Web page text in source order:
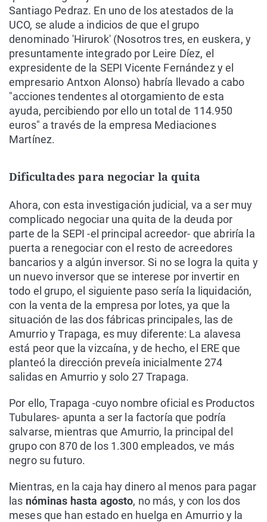
Santiago Pedraz. En uno de los atestados de la
UCO, se alude a indicios de que el grupo
denominado 'Hirurok' (Nosotros tres, en euskera, y
presuntamente integrado por Leire Díez, el
expresidente de la SEPI Vicente Fernández y el
empresario Antxon Alonso) habría llevado a cabo
"acciones tendentes al otorgamiento de esta
ayuda, percibiendo por ello un total de 114.950
euros" a través de la empresa Mediaciones
Martínez.
Dificultades para negociar la quita
Ahora, con esta investigación judicial, va a ser muy
complicado negociar una quita de la deuda por
parte de la SEPI -el principal acreedor- que abriría la
puerta a renegociar con el resto de acreedores
bancarios y a algún inversor. Si no se logra la quita y
un nuevo inversor que se interese por invertir en
todo el grupo, el siguiente paso sería la liquidación,
con la venta de la empresa por lotes, ya que la
situación de las dos fábricas principales, las de
Amurrio y Trapaga, es muy diferente: La alavesa
está peor que la vizcaína, y de hecho, el ERE que
planteó la dirección preveía inicialmente 274
salidas en Amurrio y solo 27 Trapaga.
Por ello, Trapaga -cuyo nombre oficial es Productos
Tubulares- apunta a ser la factoría que podría
salvarse, mientras que Amurrio, la principal del
grupo con 870 de los 1.300 empleados, ve más
negro su futuro.
Mientras, en la caja hay dinero al menos para pagar
las nóminas hasta agosto, no más, y con los dos
meses que han estado en huelga en Amurrio y la